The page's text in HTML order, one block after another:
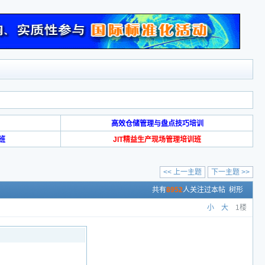
高效仓储管理与盘点技巧培训
JIT精益生产现场管理培训班
下一主题 >>
<< 上一主题
共有8952人关注过本帖 树形
小 大 1楼